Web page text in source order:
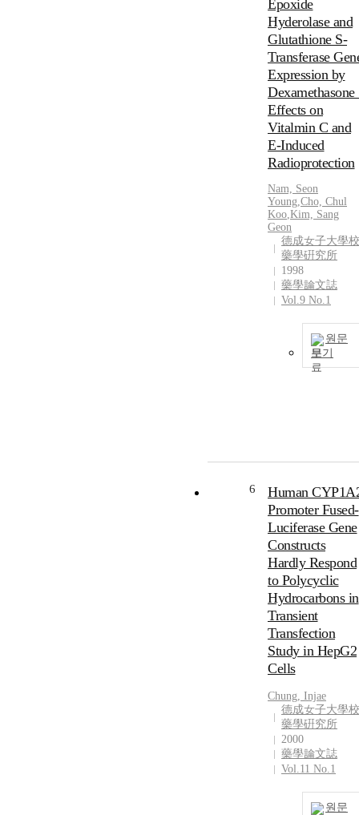
Epoxide
Hyderolase and
Glutathione S-
Transferase
Expression by
Dexamethasone
Effects on
Vitalmin C and
E-Induced
Radioprotection
Nam, Seon
Young,Cho, Chul
Koo,Kim, Sang
Geon
德成女子大學校
藥學硏究所
1998
藥學論文誌
Vol.9 No.1
원문
보기
6
Human
Promoter Fused-
Luciferase Gene
Constructs
Hardly Respond
to Polycyclic
Hydrocarbons in
Transient
Transfection
Study in HepG2
Cells
Chung, Injae
德成女子大學校
藥學硏究所
2000
藥學論文誌
Vol.11 No.1
원문